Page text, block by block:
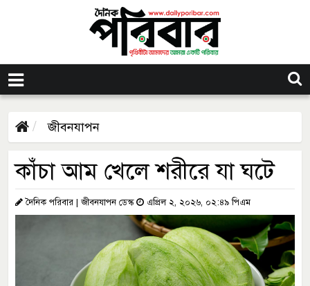
জীবনযাপন
কাঁচা আম খেলে শরীরে যা ঘটে
দৈনিক পরিবার | জীবনযাপন ডেস্ক এপ্রিল ২, ২০২৬, ০২:৪৯ পিএম